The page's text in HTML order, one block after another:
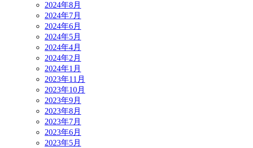
2024年8月
2024年7月
2024年6月
2024年5月
2024年4月
2024年2月
2024年1月
2023年11月
2023年10月
2023年9月
2023年8月
2023年7月
2023年6月
2023年5月